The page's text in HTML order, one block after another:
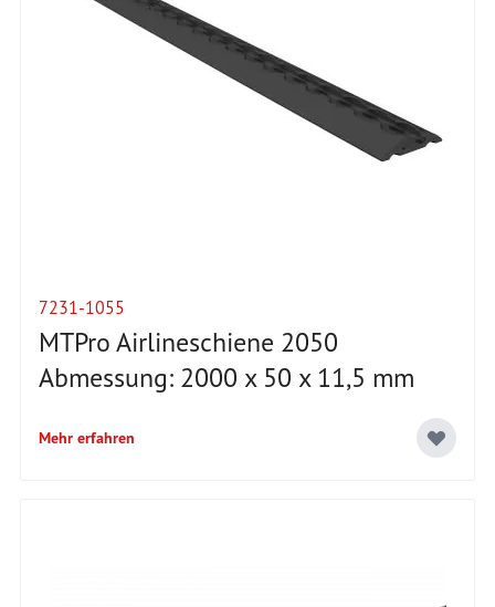
7231-1055
MTPro Airlineschiene 2050
Abmessung: 2000 x 50 x 11,5 mm
Mehr erfahren